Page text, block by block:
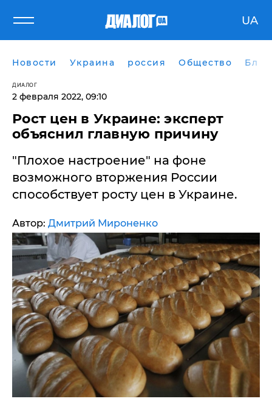
UA
Новости Украина россия Общество
ДИАЛОГ
2 февраля 2022, 09:10
​Рост цен в Украине: эксперт
объяснил главную причину
"Плохое настроение" на фоне
возможного вторжения России
способствует росту цен в Украине.
Автор: Дмитрий Мироненко